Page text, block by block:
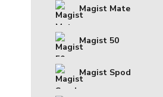
Magist Mate
Magist 50
Magist Spod